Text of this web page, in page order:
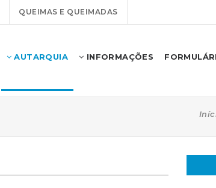
QUEIMAS E QUEIMADAS
AUTARQUIA INFORMAÇÕES